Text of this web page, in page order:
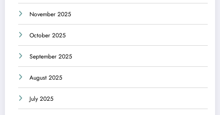
November 2025
October 2025
September 2025
August 2025
July 2025